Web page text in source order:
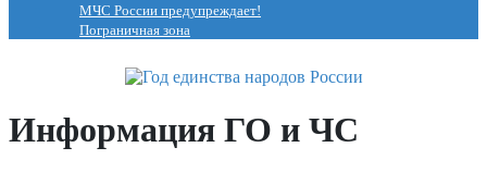
МЧС России предупреждает!
Пограничная зона
Информация ГО и ЧС